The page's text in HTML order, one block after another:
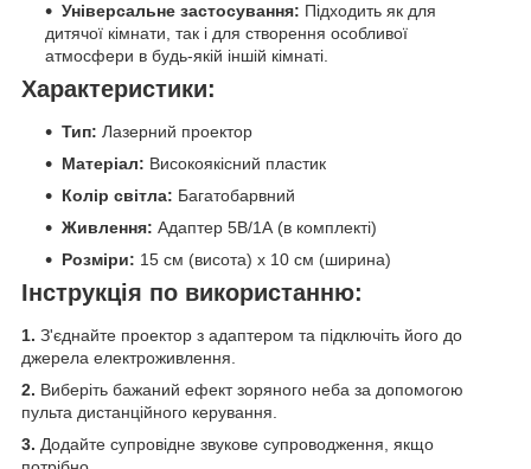
Універсальне застосування: Підходить як для
дитячої кімнати, так і для створення особливої
атмосфери в будь-якій іншій кімнаті.
Характеристики:
Тип: Лазерний проектор
Матеріал: Високоякісний пластик
Колір світла: Багатобарвний
Живлення: Адаптер 5В/1А (в комплекті)
Розміри: 15 см (висота) x 10 см (ширина)
Інструкція по використанню:
1. З'єднайте проектор з адаптером та підключіть його до
джерела електроживлення.
2. Виберіть бажаний ефект зоряного неба за допомогою
пульта дистанційного керування.
3. Додайте супровідне звукове супроводження, якщо